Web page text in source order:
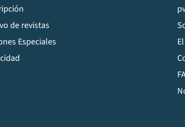
de revistas
Especiales